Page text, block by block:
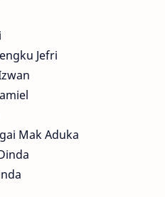
Jefri
Mak Aduka